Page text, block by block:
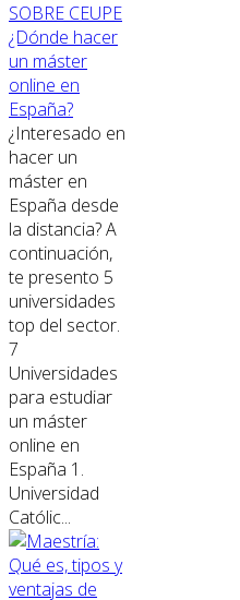
SOBRE CEUPE
¿Dónde hacer
un máster
online en
España?
¿Interesado en
hacer un
máster en
España desde
la distancia? A
continuación,
te presento 5
universidades
top del sector.
7
Universidades
para estudiar
un máster
online en
España 1.
Universidad
Católic...